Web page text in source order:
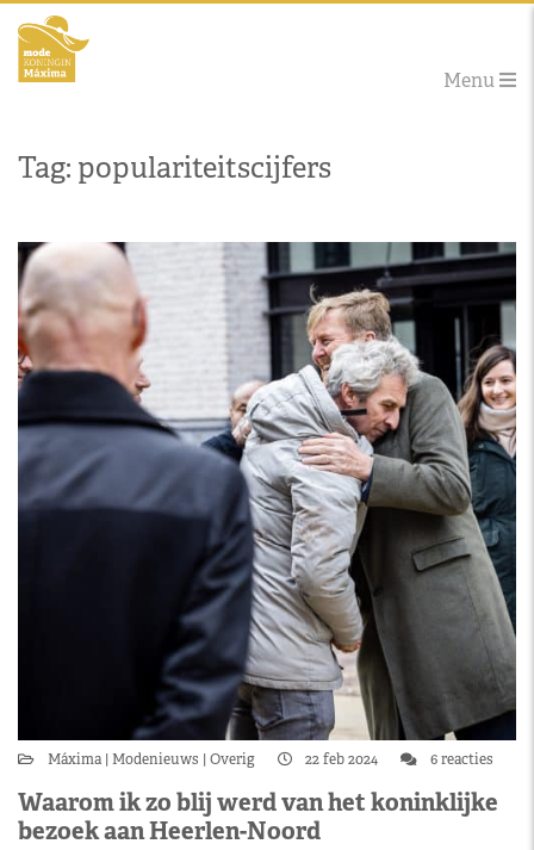
Menu
Tag: populariteitscijfers
Máxima Modenieuws Overig 22 feb 2024 6 reacties
Waarom ik zo blij werd van het koninklijke
bezoek aan Heerlen-Noord